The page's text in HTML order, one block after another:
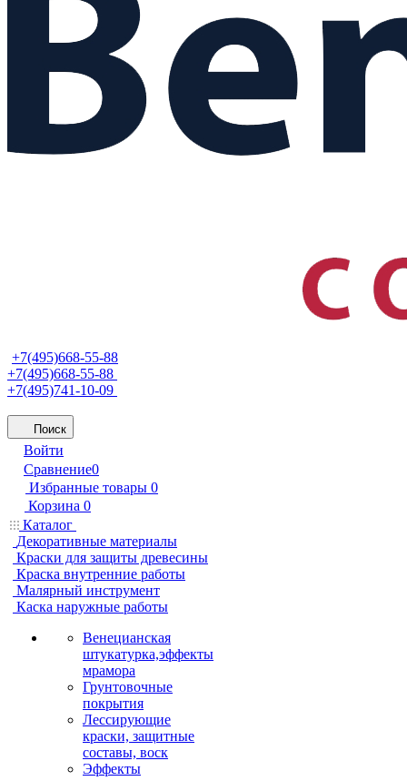
+7(495)668-55-88
+7(495)668-55-88
+7(495)741-10-09
Поиск
Войти
Сравнение0
Избранные товары 0
Корзина 0
Каталог
Декоративные материалы
Краски для защиты древесины
Краска внутренние работы
Малярный инструмент
Каска наружные работы
Венецианская
штукатурка,эффекты
мрамора
Грунтовочные
покрытия
Лессирующие
краски, защитные
составы, воск
Эффекты